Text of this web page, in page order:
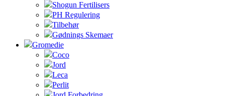
Shogun Fertilisers
PH Regulering
Tilbehør
Gødnings Skemaer
Gromedie
Coco
Jord
Leca
Perlit